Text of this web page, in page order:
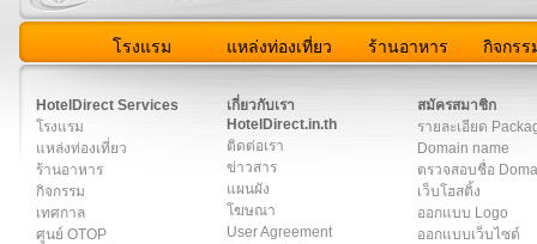
โรงแรม แหล่งท่องเที่ยว ร้านอาหาร กิจกรร
HotelDirect Services
โรงแรม
แหล่งท่องเที่ยว
ร้านอาหาร
กิจกรรม
เทศกาล
ศูนย์ OTOP
เกี่ยวกับเรา
HotelDirect.in.th
ติดต่อเรา
ข่าวสาร
แผนผัง
โฆษณา
User Agreement
สมัครสมาชิก
รายละเอียด
Domain name
ตรวจสอบชื่อ
เว็บโฮสติ้ง
ออกแบบ Logo
ออกแบบเว็บไซต์